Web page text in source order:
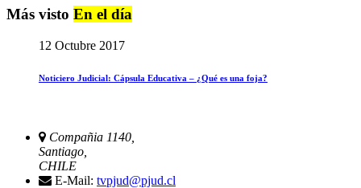
Más visto En el día
12 Octubre 2017
Noticiero Judicial: Cápsula Educativa – ¿Qué es una foja?
Compañia 1140,
Santiago,
CHILE
E-Mail: tvpjud@pjud.cl